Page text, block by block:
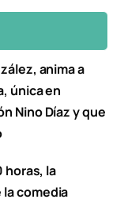
anima a
única en
Nino Díaz y que
horas, la
comedia